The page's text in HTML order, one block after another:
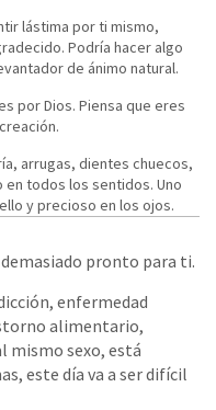
lástima por ti mismo,
Podría hacer algo
de ánimo natural.
por Dios. Piensa que eres
arrugas, dientes chuecos,
todos los sentidos. Uno
y precioso en los ojos.
pronto para ti.
enfermedad
alimentario,
mismo sexo, está
este día va a ser difícil